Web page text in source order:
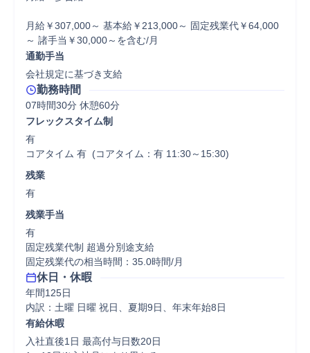
月給￥307,000～ 基本給￥213,000～ 固定残業代￥64,000
～ 諸手当￥30,000～を含む/月
通勤手当
会社規定に基づき支給
勤務時間
07時間30分 休憩60分
フレックスタイム制
有
コアタイム 有  (コアタイム：有 11:30～15:30)
残業
有
残業手当
有
固定残業代制 超過分別途支給
固定残業代の相当時間：35.0時間/月
休日・休暇
年間125日
内訳：土曜 日曜 祝日、夏期9日、年末年始8日
有給休暇
入社直後1日 最高付与日数20日